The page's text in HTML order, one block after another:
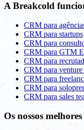
A Breakcold
CRM para
CRM para startups
CRM para
CRM para GTM
CRM para
CRM para venture
CRM para
CRM para
CRM para sales
Os nossos